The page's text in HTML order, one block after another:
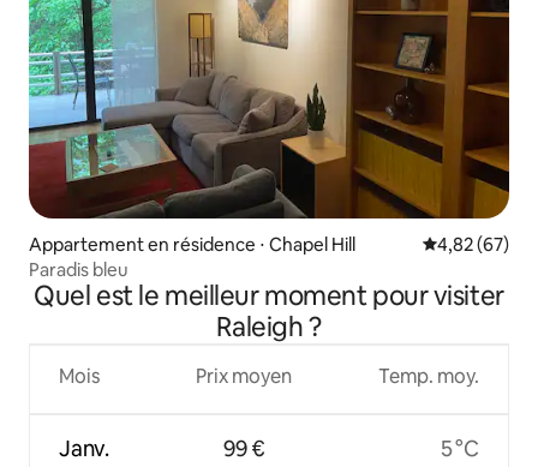
Appartement en résidence ⋅ Chapel Hill Évaluation
4,82 (67)
Paradis bleu
Quel est le meilleur moment pour visiter
Raleigh ?
Mois
Janv.
Prix moyen
99 €
Temp. moy.
5 °C